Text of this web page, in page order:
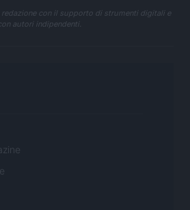
con il supporto di strumenti digitali e
autori indipendenti.